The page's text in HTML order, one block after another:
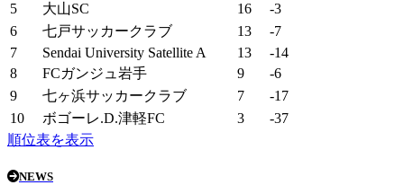
5
大山SC 16
-3
6
七戸サッカークラブ 13
-7
7
Sendai University Satellite A 13
-14
8
FCガンジュ岩手 9
-6
9
七ヶ浜サッカークラブ 7
-17
10
ボゴーレ.D.津軽FC 3
-37
順位表を表示
NEWS